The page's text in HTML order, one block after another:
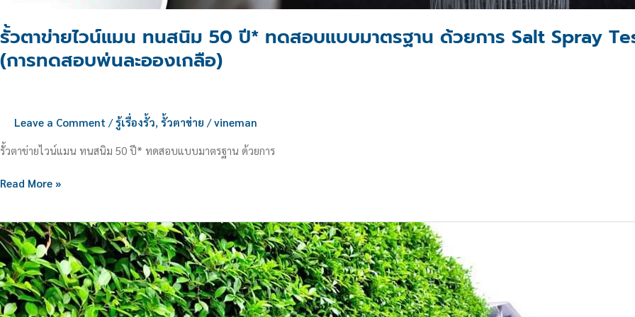
รั้วตาข่ายไวน์แมน ทนสนิม 50 ปี* ทดสอบแบบมาตรฐาน ด้วยการ Salt Spray
(การทดสอบพ่นละอองเกลือ)
Leave a Comment /รู้เรื่องรั้ว รั้วตาข่าย /vineman
รั้วตาข่ายไวน์แมน ทนสนิม 50 ปี* ทดสอบแบบมาตรฐาน ด้วยการ
Read More »
4
พันธ์ุ
ไม้
ที่
จะ